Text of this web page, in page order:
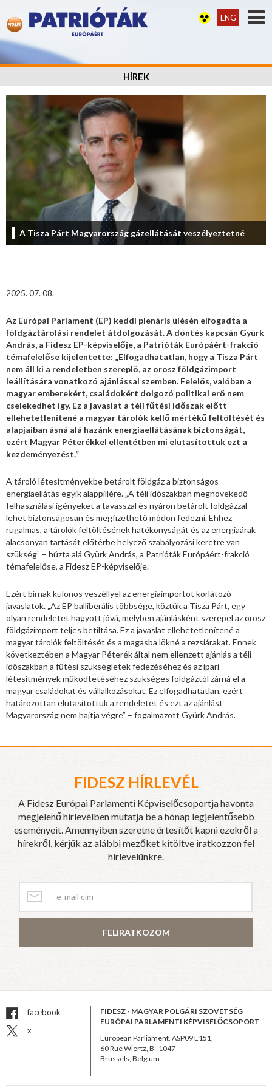
ENG
HÍREK
A Tisza Párt Magyarország gázellátását veszélyeztetné
2025. 07. 08.
Az Európai Parlament (EP) keddi plenáris ülésén elfogadta a
földgáztárolási rendelet átdolgozását. A döntés kapcsán Gyürk
András, a Fidesz EP-képviselője, a Patrióták Európáért-frakció
témafelelőse kijelentette: „Elfogadhatatlan, hogy a Tisza Párt
nem áll ki a rendeletben szereplő, az orosz földgázimport
leállítására vonatkozó ajánlással szemben. Felelős, valóban a
magyar emberekért, családokért dolgozó politikai erő nem
cselekedhet így. Ez a javaslat a téli fűtési időszak előtt
ellehetetlenítené a magyar tárolók kellő mértékű feltöltését és
alapjaiban ásná alá hazánk energiaellátásának biztonságát,
ezért Magyar Péterékkel ellentétben mi elutasítottuk ezt a
kezdeményezést.”
A tároló létesítményekbe betárolt földgáz a biztonságos
energiaellátás egyik alappillére. „A téli időszakban megnövekedő
felhasználási igényeket a tavasszal és nyáron betárolt földgázzal
lehet biztonságosan és megfizethető módon fedezni. Ehhez
rugalmas, a tárolók feltöltésének hatékonyságát és az energiaárak
alacsonyan tartását előtérbe helyező szabályozási keretre van
szükség” – húzta alá Gyürk András, a Patrióták Európáért-frakció
témafelelőse, a Fidesz EP-képviselője.
Ezért bírnak különös veszéllyel az energiaimportot korlátozó
javaslatok. „Az EP balliberális többsége, köztük a Tisza Párt, egy
olyan rendeletet hagyott jóvá, melyben ajánlásként szerepel az orosz
földgázimport teljes betiltása. Ez a javaslat ellehetetlenítené a
magyar tárolók feltöltését és a magasba lökné a rezsiárakat. Ennek
következtében a Magyar Péterék által nem ellenzett ajánlás a téli
időszakban a fűtési szükségletek fedezéséhez és az ipari
létesítmények működtetéséhez szükséges földgáztól zárná el a
magyar családokat és vállalkozásokat. Ez elfogadhatatlan, ezért
határozottan elutasítottuk a rendeletet és ezt az ajánlást
Magyarország nem hajtja végre” – fogalmazott Gyürk András.
FIDESZ HÍRLEVÉL
A Fidesz Európai Parlamenti Képviselőcsoportja havonta
megjelenő hírlevélben mutatja be a hónap legjelentősebb
eseményeit. Amennyiben szeretne értesítőt kapni ezekről a
hírekről, kérjük az alábbi mezőket kitöltve iratkozzon fel
hírlevelünkre.
FELIRATKOZOM
facebook
x
FIDESZ - MAGYAR POLGÁRI SZÖVETSÉG
EURÓPAI PARLAMENTI KÉPVISELŐCSOPORT
European Parliament, ASP09 E151,
60 Rue Wiertz, B–1047
Brussels, Belgium